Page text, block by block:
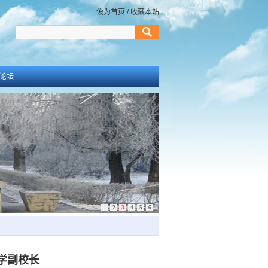
设为首页 / 收藏本站
坛
1 2 3 4 5 6
副校长